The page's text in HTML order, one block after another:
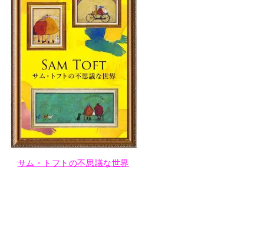
サム・トフトの不思議な世界